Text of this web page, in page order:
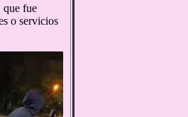
que fue
o servicios